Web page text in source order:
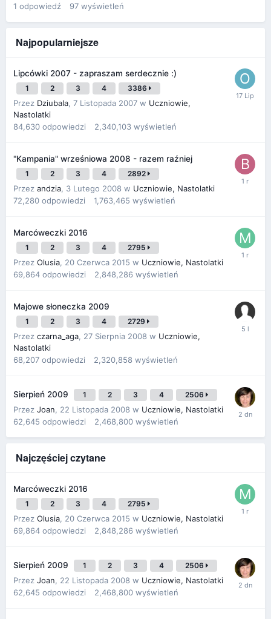
1 odpowiedź 97 wyświetleń
Najpopularniejsze
Lipcówki 2007 - zapraszam serdecznie :)
1 2 3 4 3386
Przez Dziubala, 7 Listopada 2007 w Uczniowie,
Nastolatki
84,630 odpowiedzi 2,340,103 wyświetleń
"Kampania" wrześniowa 2008 - razem raźniej
1 2 3 4 2892
Przez andzia, 3 Lutego 2008 w Uczniowie, Nastolatki
72,280 odpowiedzi 1,763,465 wyświetleń
Marcóweczki 2016
1 2 3 4 2795
Przez Olusia, 20 Czerwca 2015 w Uczniowie, Nastolatki
69,864 odpowiedzi 2,848,286 wyświetleń
Majowe słoneczka 2009
1 2 3 4 2729
Przez czarna_aga, 27 Sierpnia 2008 w Uczniowie,
Nastolatki
68,207 odpowiedzi 2,320,858 wyświetleń
Sierpień 2009 1 2 3 4 2506
Przez Joan, 22 Listopada 2008 w Uczniowie, Nastolatki
62,645 odpowiedzi 2,468,800 wyświetleń
Najczęściej czytane
Marcóweczki 2016
1 2 3 4 2795
Przez Olusia, 20 Czerwca 2015 w Uczniowie, Nastolatki
69,864 odpowiedzi 2,848,286 wyświetleń
Sierpień 2009 1 2 3 4 2506
Przez Joan, 22 Listopada 2008 w Uczniowie, Nastolatki
62,645 odpowiedzi 2,468,800 wyświetleń